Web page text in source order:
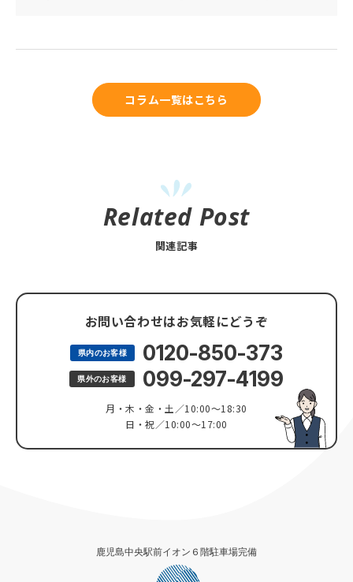
コラム一覧はこちら
Related Post
関連記事
お問い合わせはお気軽にどうぞ
県内のお客様 0120-850-373
県外のお客様 099-297-4199
月・木・金・土／10:00～18:30
日・祝／10:00～17:00
鹿児島中央駅前イオン６階駐車場完備